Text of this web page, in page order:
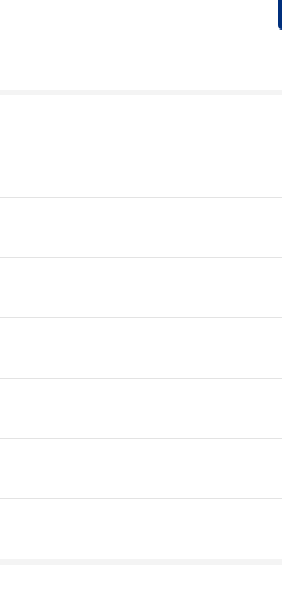
ザーが利用する場合は2ライセン
す。AEJuice Starter Packをイン
ックのインストールやライセ
接続が必須となります。